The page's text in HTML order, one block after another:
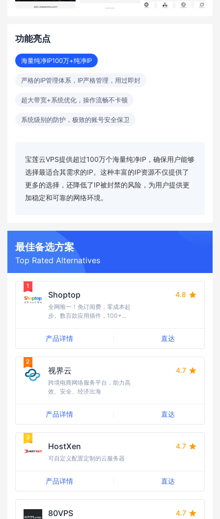
功能亮点
海量纯净IP100万+纯净IP
严格的IP管理体系，IP严格管理，用过即封
超大带宽+系统优化，操作流畅不卡顿
系统级别的防护，极致的账号安全保卫
宝莲云VPS提供超过100万个海量纯净IP，确保用户能够
选择最适合其需求的IP。这种丰富的IP资源不仅提供了
更多的选择，还降低了IP被封禁的风险，为用户提供更
加稳定和可靠的网络环境。
最佳备选方案
Top Rated Alternatives
Shoptop 4.8
全网唯一！免订阅费，零成本起
步。数百款应用插件，100+行
验，流量资源丰富，引流成本
低；随时随地需求响应，国内卖
家更友好，强势助力品牌出海。
产品详情 直达
视界云 4.7
跨境电商网络服务平台，助力高
效、安全、经济出海
产品详情 直达
HostXen 4.7
可自定义配置定制的云服务器
产品详情 直达
80VPS 4.7